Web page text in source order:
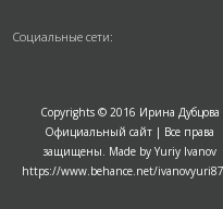
Социальные сети:
Copyrights © 2016 Ирина Дубцова
Официальный сайт | Все права
защищены. Made by Yuriy Ivanov
https://www.behance.net/